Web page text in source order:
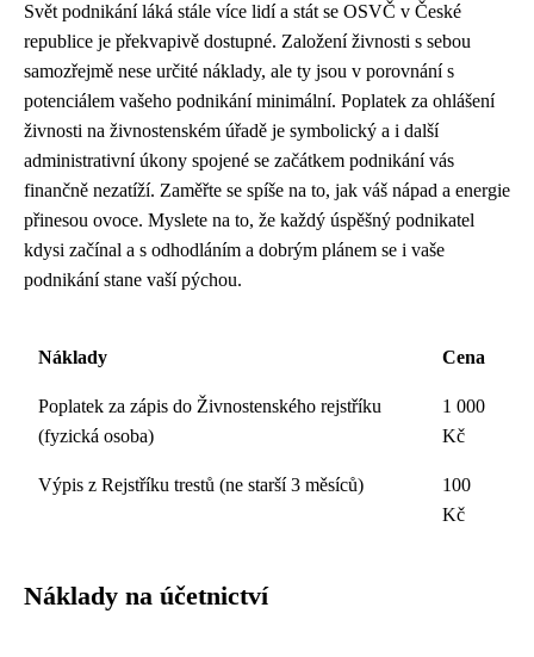
Svět podnikání láká stále více lidí a stát se OSVČ v České
republice je překvapivě dostupné. Založení živnosti s sebou
samozřejmě nese určité náklady, ale ty jsou v porovnání s
potenciálem vašeho podnikání minimální. Poplatek za ohlášení
živnosti na živnostenském úřadě je symbolický a i další
administrativní úkony spojené se začátkem podnikání vás
finančně nezatíží. Zaměřte se spíše na to, jak váš nápad a energie
přinesou ovoce. Myslete na to, že každý úspěšný podnikatel
kdysi začínal a s odhodláním a dobrým plánem se i vaše
podnikání stane vaší pýchou.
Náklady Cena
Poplatek za zápis do Živnostenského rejstříku
(fyzická osoba)
1 000
Kč
Výpis z Rejstříku trestů (ne starší 3 měsíců)
100
Kč
Náklady na účetnictví